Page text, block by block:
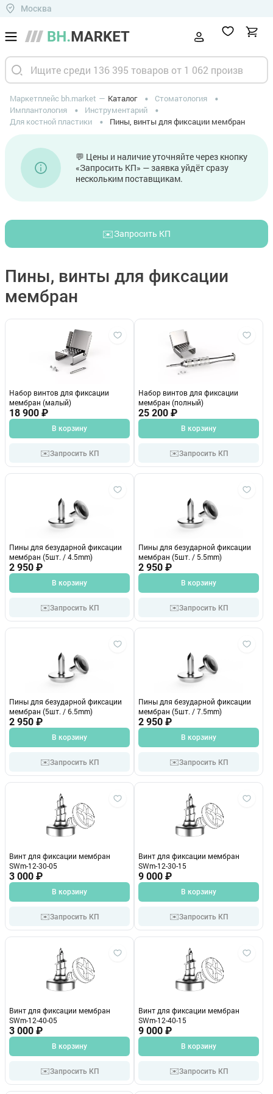
Москва
Маркетплейс bh.market Каталог
Стоматология
Имплантология
Инструментарий
Для костной пластики
Пины, винты для фиксации мембран
💬 Цены и наличие уточняйте через кнопку
«Запросить КП» — заявка уйдёт сразу
нескольким поставщикам.
✉️Запросить КП
Пины, винты для фиксации
мембран
Набор винтов для фиксации
мембран (малый)
18 900 ₽
В корзину
✉️Запросить КП
Набор винтов для фиксации
мембран (полный)
25 200 ₽
В корзину
✉️Запросить КП
Пины для безударной фиксации
мембран (5шт. / 4.5mm)
2 950 ₽
В корзину
✉️Запросить КП
Пины для безударной фиксации
мембран (5шт. / 5.5mm)
2 950 ₽
В корзину
✉️Запросить КП
Пины для безударной фиксации
мембран (5шт. / 6.5mm)
2 950 ₽
В корзину
✉️Запросить КП
Пины для безударной фиксации
мембран (5шт. / 7.5mm)
2 950 ₽
В корзину
✉️Запросить КП
Винт для фиксации мембран
SWm-12-30-05
3 000 ₽
В корзину
✉️Запросить КП
Винт для фиксации мембран
SWm-12-30-15
9 000 ₽
В корзину
✉️Запросить КП
Винт для фиксации мембран
SWm-12-40-05
3 000 ₽
В корзину
✉️Запросить КП
Винт для фиксации мембран
SWm-12-40-15
9 000 ₽
В корзину
✉️Запросить КП